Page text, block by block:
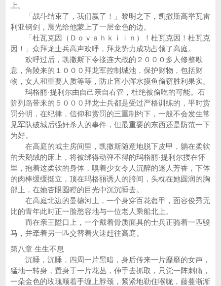
上。
「战斗结束了，我们赢了！」黎明之下，凯撒斯高举瓦雷
利亚钢剑，晨光给他蒙上了一层金色的边。
「杜瓦克因（Ｄｏｖａｈｋｉｉｎ）！杜瓦克因！杜瓦克
因！」众拜龙士兵高声欢呼，拜龙势力成功占领了高庭。
欢呼过后，凯撒斯下令接连大战的２０００多人修整歇
息，角陵来的１０００拜龙军控制城池，保护财物，包括财
物，女人和重要人质等等，防止宵小浑水摸鱼偷窃胜利果实。
玛格丽·提利尔由自己亲自看管，杜绝被偷吃的可能。石
阶列岛带来的５０００拜龙士兵都是受过严格训练的，平时赏
罚分明，在纪律，信仰和赏罚的三重制约下，一般不会发生常
见军队破城后强奸杀人的事件，但最重要的东西还是防范一下
为好。
在高庭的城主房间里，凯撒斯随意地脱下皮甲，躺在柔软
的天鹅绒的床上，将被绑得动弹不得的玛格丽·提利尔搂在怀
里，抱着这柔软的身体，嗅着少女令人沉醉的迷人芳香，下体
的肉棒缓缓挺立，顶在玛格丽诱人的胯间，头枕在她圆润的胸
部上，在她杏眼圆瞪的目光中沉沉睡去。
在高庭北边的曼德河上，一个身穿百花盔甲，面容俊秀无
比的青年此时正一脸愁容地与一位老人乘船北上。
而在亲王隘口上，一个戴着骨质面具的士兵正骑着一匹骏
马，并牵着另一匹交替着火速赶往高庭。
第八章 生生不息
沉睡，沉睡，四周一片黑暗，身后传来一片靡靡的女声，
猛地一转身，置身于一片花丛，伸手去抓取，只觉一阵刺痛，
一朵金色的玫瑰顺着手缠上脖颈，紧紧地勒住喉咙，藤蔓渐渐